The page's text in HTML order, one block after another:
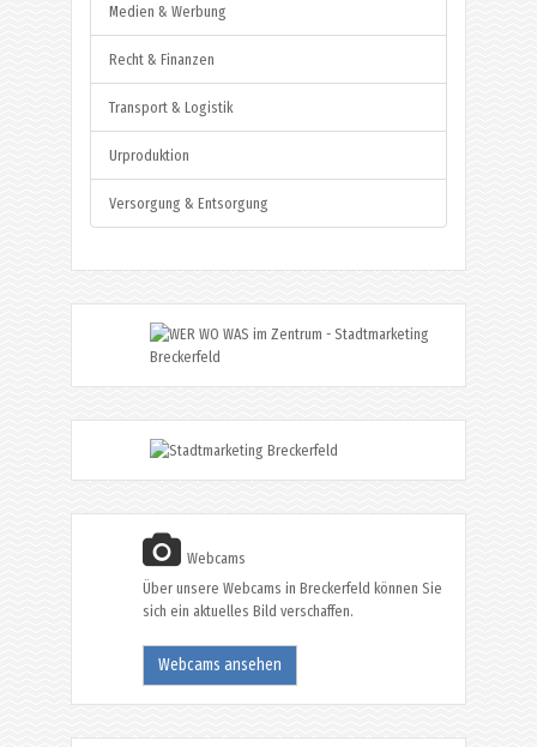
Medien & Werbung
Recht & Finanzen
Transport & Logistik
Urproduktion
Versorgung & Entsorgung
Webcams
Über unsere Webcams in Breckerfeld können Sie
sich ein aktuelles Bild verschaffen.
Webcams ansehen